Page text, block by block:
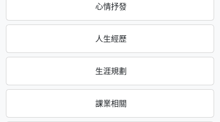
心情抒發
人生經歷
生涯規劃
課業相關